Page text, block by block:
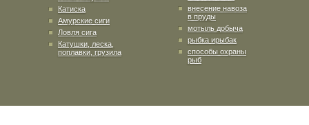
Катиска
Амурские сиги
Ловля сига
Катушки, леска,
поплавки, грузила
внесение навоза
в пруды
мотыль добыча
рыбка ирыбак
способы охраны
рыб